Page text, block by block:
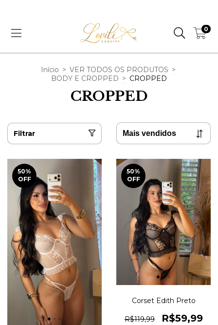
0
Início > VER TODOS OS PRODUTOS >
BODY E CROPPED > CROPPED
CROPPED
Filtrar
50%
OFF
50%
OFF
Corset Edith Preto
R$119,99 R$59,99